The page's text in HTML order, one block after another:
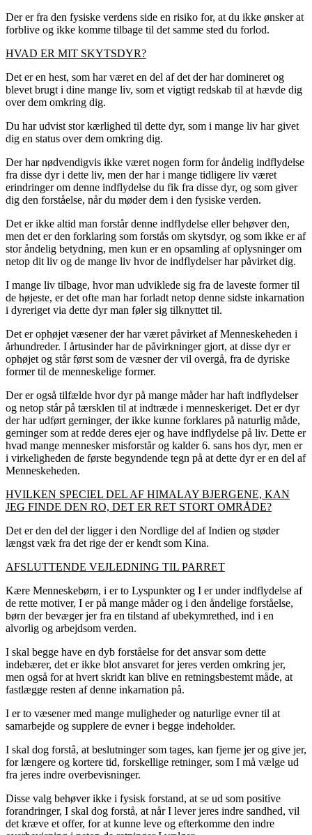
Der er fra den fysiske verdens side en risiko for, at du ikke ønsker at
forblive og ikke komme tilbage til det samme sted du forlod.
HVAD ER MIT SKYTSDYR?
Det er en hest, som har været en del af det der har domineret og
blevet brugt i dine mange liv, som et vigtigt redskab til at hævde dig
over dem omkring dig.
Du har udvist stor kærlighed til dette dyr, som i mange liv har givet
dig en status over dem omkring dig.
Der har nødvendigvis ikke været nogen form for åndelig indflydelse
fra disse dyr i dette liv, men der har i mange tidligere liv været
erindringer om denne indflydelse du fik fra disse dyr, og som giver
dig den forståelse, når du møder dem i den fysiske verden.
Det er ikke altid man forstår denne indflydelse eller behøver den,
men det er den forklaring som forstås om skytsdyr, og som ikke er af
stor åndelig betydning, men kun er en opsamling af oplysninger om
netop dit liv og de mange liv hvor de indflydelser har påvirket dig.
I mange liv tilbage, hvor man udviklede sig fra de laveste former til
de højeste, er det ofte man har forladt netop denne sidste inkarnation
i dyreriget via dette dyr man føler sig tilknyttet til.
Det er ophøjet væsener der har været påvirket af Menneskeheden i
århundreder. I årtusinder har de påvirkninger gjort, at disse dyr er
ophøjet og står først som de væsner der vil overgå, fra de dyriske
former til de menneskelige former.
Der er også tilfælde hvor dyr på mange måder har haft indflydelser
og netop står på tærsklen til at indtræde i menneskeriget. Det er dyr
der har udført gerninger, der ikke kunne forklares på naturlig måde,
gerninger som at redde deres ejer og have indflydelse på liv. Dette er
hvad mange mennesker misforstår og kalder 6. sans hos dyr, men er
i virkeligheden de første begyndende tegn på at dette dyr er en del af
Menneskeheden.
HVILKEN SPECIEL DEL AF HIMALAY BJERGENE, KAN
JEG FINDE DEN RO, DET ER RET STORT OMRÅDE?
Det er den del der ligger i den Nordlige del af Indien og støder
længst væk fra det rige der er kendt som Kina.
AFSLUTTENDE VEJLEDNING TIL PARRET
Kære Menneskebørn, i er to Lyspunkter og I er under indflydelse af
de rette motiver, I er på mange måder og i den åndelige forståelse,
børn der bevæger jer fra en tilstand af ubekymrethed, ind i en
alvorlig og arbejdsom verden.
I skal begge have en dyb forståelse for det ansvar som dette
indebærer, det er ikke blot ansvaret for jeres verden omkring jer,
men også for at hvert skridt kan blive en retningsbestemt måde, at
fastlægge resten af denne inkarnation på.
I er to væsener med mange muligheder og naturlige evner til at
samarbejde og supplere de evner i begge indeholder.
I skal dog forstå, at beslutninger som tages, kan fjerne jer og give jer,
for længere og kortere tid, forskellige retninger, som I må vælge ud
fra jeres indre overbevisninger.
Disse valg behøver ikke i fysisk forstand, at se ud som positive
forandringer, I skal dog forstå, at når I lever jeres indre sandhed, vil
det kræve et offer, for at kunne leve og efterkomme den indre